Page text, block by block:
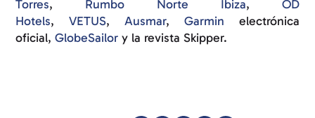
Torres, Rumbo Norte Ibiza, OD
Hotels,VETUS,Ausmar, Garmin electrónica
oficial,GlobeSailor y la revista Skipper.